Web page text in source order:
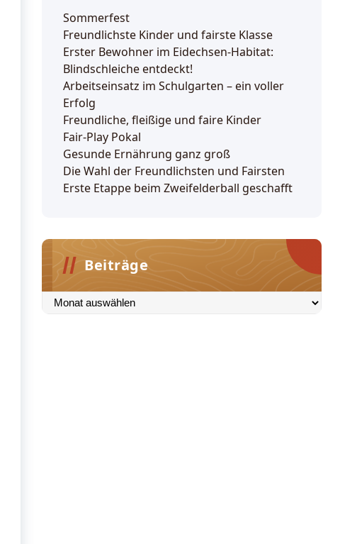
Sommerfest
Freundlichste Kinder und fairste Klasse
Erster Bewohner im Eidechsen-Habitat:
Blindschleiche entdeckt!
Arbeitseinsatz im Schulgarten – ein voller
Erfolg
Freundliche, fleißige und faire Kinder
Fair-Play Pokal
Gesunde Ernährung ganz groß
Die Wahl der Freundlichsten und Fairsten
Erste Etappe beim Zweifelderball geschafft
Beiträge
Beiträge